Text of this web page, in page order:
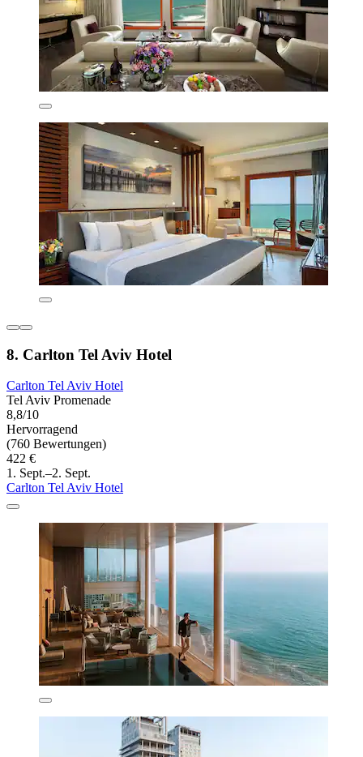
8. Carlton Tel Aviv Hotel
Carlton Tel Aviv Hotel
Tel Aviv Promenade
8,8/10
Hervorragend
(760 Bewertungen)
422 €
1. Sept.–2. Sept.
Carlton Tel Aviv Hotel